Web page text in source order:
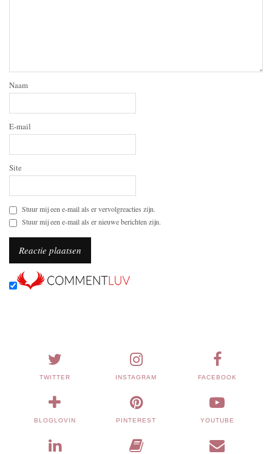
Naam
E-mail
Site
Stuur mij een e-mail als er vervolgreacties zijn.
Stuur mij een e-mail als er nieuwe berichten zijn.
TWITTER INSTAGRAM FACEBOOK
BLOGLOVIN PINTEREST YOUTUBE